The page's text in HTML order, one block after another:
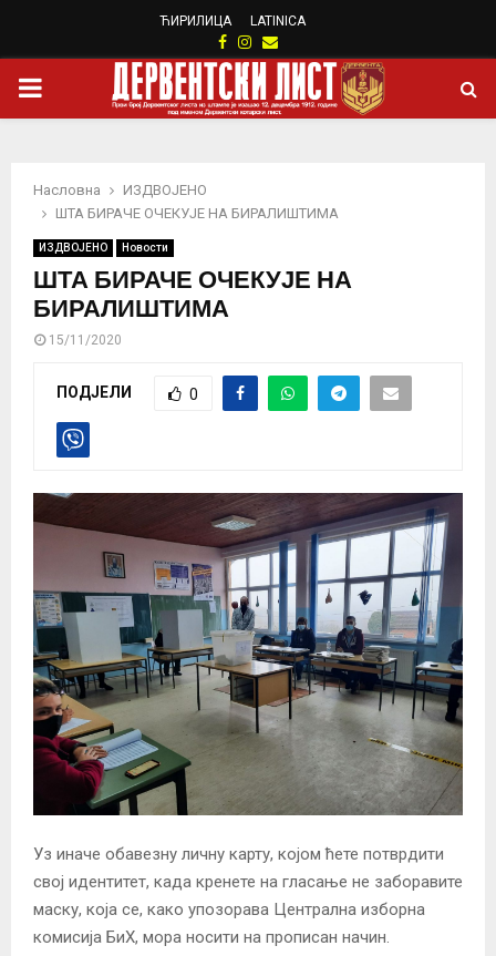
ЋИРИЛИЦА LATINICA
Facebook
Instagram
Email
PRIMARY
Насловна
ИЗДВОЈЕНО
ШТА БИРАЧЕ ОЧЕКУЈЕ НА БИРАЛИШТИМА
ИЗДВОЈЕНО Новости
ШТА БИРАЧЕ ОЧЕКУЈЕ НА
БИРАЛИШТИМА
15/11/2020
ПОДЈЕЛИ 0
Уз иначе обавезну личну карту, којом ћете потврдити
свој идентитет, када кренете на гласање не заборавите
маску, која се, како упозорава Централна изборна
комисија БиХ, мора носити на прописан начин.